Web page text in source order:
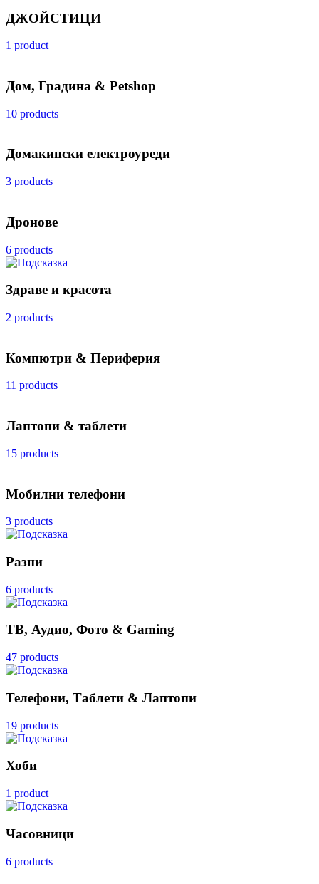
ДЖОЙСТИЦИ
1 product
Дом, Градина & Petshop
10 products
Домакински електроуреди
3 products
Дронове
6 products
Здраве и красота
2 products
Компютри & Периферия
11 products
Лаптопи & таблети
15 products
Мобилни телефони
3 products
Разни
6 products
ТВ, Аудио, Фото & Gaming
47 products
Телефони, Таблети & Лаптопи
19 products
Хоби
1 product
Часовници
6 products